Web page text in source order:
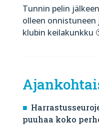
Tunnin pelin
olleen onnistuneen
klubin keilakunkku
puuhaa koko